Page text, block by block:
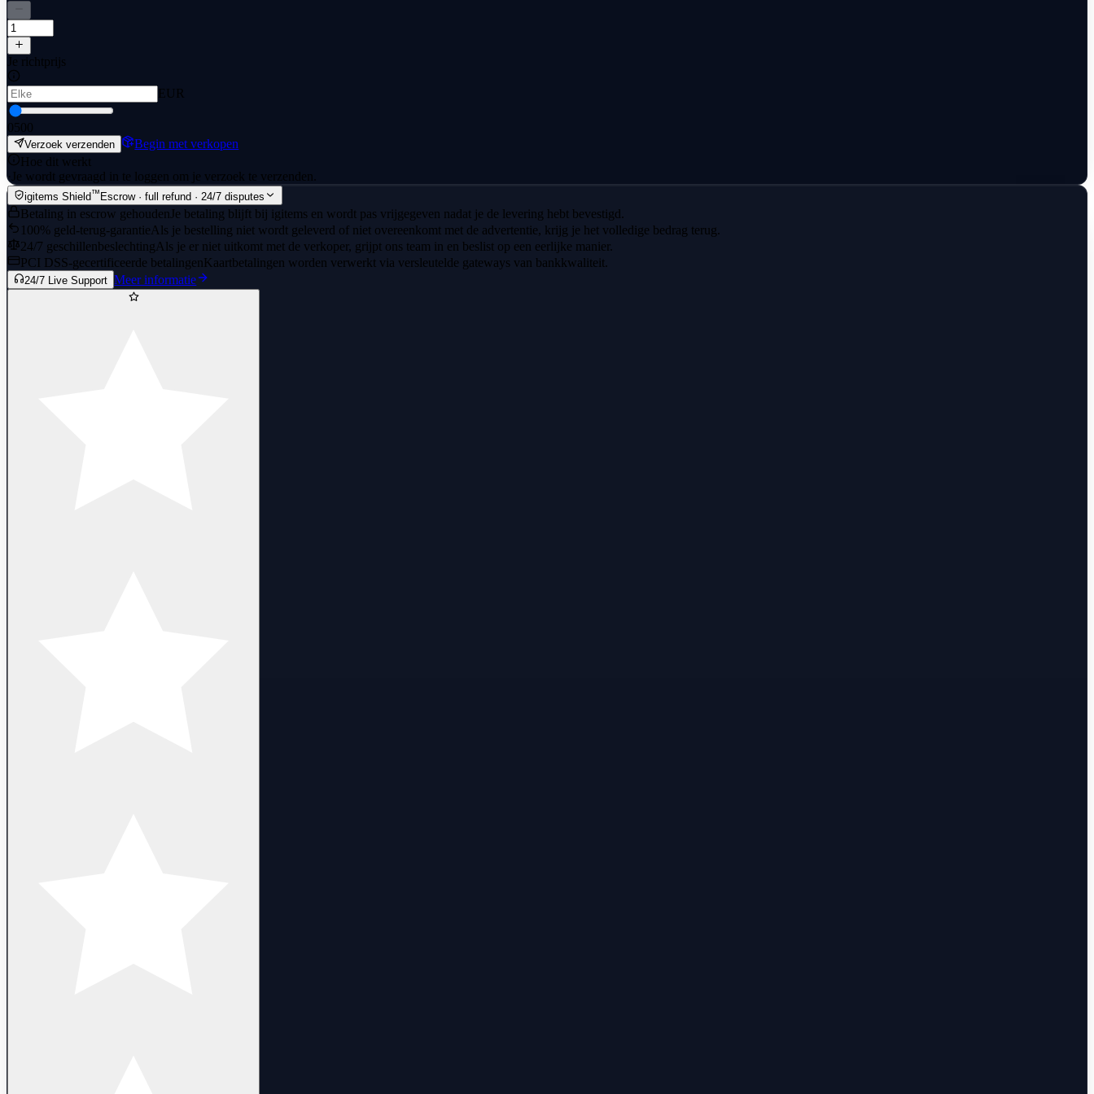
Je richtprijs
EUR
0500
Verzoek verzenden
Begin met verkopen
Hoe dit werkt
· Je wordt gevraagd in te loggen om je verzoek te verzenden.
igitems Shield™ Escrow · full refund · 24/7 disputes
Betaling in escrow gehoudenJe betaling blijft bij igitems en wordt pas vrijgegeven nadat je de levering hebt bevestigd.
100% geld-terug-garantieAls je bestelling niet wordt geleverd of niet overeenkomt met de advertentie, krijg je het volledige bedrag terug.
24/7 geschillenbeslechtingAls je er niet uitkomt met de verkoper, grijpt ons team in en beslist op een eerlijke manier.
PCI DSS-gecertificeerde betalingen Kaartbetalingen worden verwerkt via versleutelde gateways van bankkwaliteit.
24/7 Live Support Meer informatie